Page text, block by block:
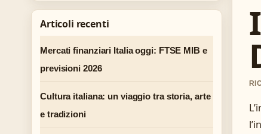
Articoli recenti
Mercati finanziari Italia oggi: FTSE MIB e
previsioni 2026
Cultura italiana: un viaggio tra storia, arte
e tradizioni